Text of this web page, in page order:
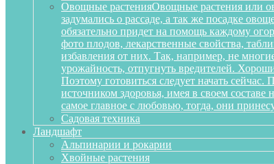
Овощные растенияОвощные растения или
задумались о рассаде, а так же посадке
обязательно придет на помощь каждому
фото плодов, лекарственные свойства,
избавления от них. Так, например, не
урожайность, отпугнуть вредителей.
Поэтому готовиться следует начать
источником здоровья, имея в своем
самое главное с любовью, тогда, они
Садовая техника
Ландшафт
Альпинарии и рокарии
Хвойные растения